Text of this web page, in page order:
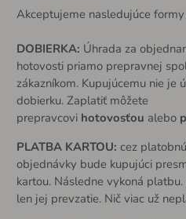
Akceptujeme nasledujúce
DOBIERKA: Úhrada za
hotovosti priamo prepravnej
zákazníkom. Kupujúcemu nie je
dobierku. Zaplatiť môžete
prepravcovi hotovosťou alebo
PLATBA KARTOU: cez
objednávky bude kupujúci
kartou. Následne vykoná
len jej prevzatie. Nič viac už